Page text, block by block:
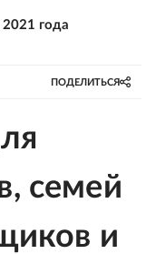
года
ПОДЕЛИТЬСЯ
семей
и